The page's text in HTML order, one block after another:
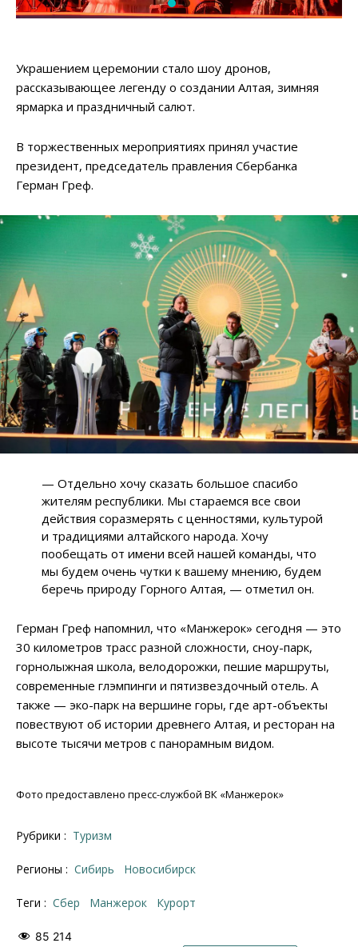
Украшением церемонии стало шоу дронов,
рассказывающее легенду о создании Алтая, зимняя
ярмарка и праздничный салют.
В торжественных мероприятиях принял участие
президент, председатель правления Сбербанка
Герман Греф.
— Отдельно хочу сказать большое спасибо
жителям республики. Мы стараемся все свои
действия соразмерять с ценностями, культурой
и традициями алтайского народа. Хочу
пообещать от имени всей нашей команды, что
мы будем очень чутки к вашему мнению, будем
беречь природу Горного Алтая, — отметил он.
Герман Греф напомнил, что «Манжерок» сегодня — это
30 километров трасс разной сложности, сноу-парк,
горнолыжная школа, велодорожки, пешие маршруты,
современные глэмпинги и пятизвездочный отель. А
также — эко-парк на вершине горы, где арт-объекты
повествуют об истории древнего Алтая, и ресторан на
высоте тысячи метров с панорамным видом.
Фото предоставлено пресс-службой ВК «Манжерок»
Рубрики : Туризм
Регионы : Сибирь Новосибирск
Теги : Сбер Манжерок курорт
85 214